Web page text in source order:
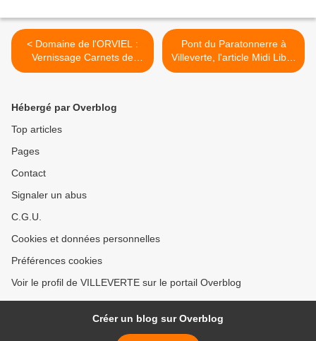
< Domaine de l'ORVIEL :
Vernissage Carnets de
Voyages de Genevière
Pont du Paratonnerre à
Villeverte, l'article Midi Libre
20/03/13 >
Hébergé par Overblog
Top articles
Pages
Contact
Signaler un abus
C.G.U.
Cookies et données personnelles
Préférences cookies
Voir le profil de VILLEVERTE sur le portail Overblog
Créer un blog sur Overblog